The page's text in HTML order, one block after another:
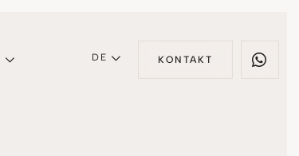
DE KONTAKT